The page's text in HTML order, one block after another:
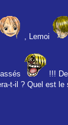
, Lemoi
!!!
t-il ? Quel est